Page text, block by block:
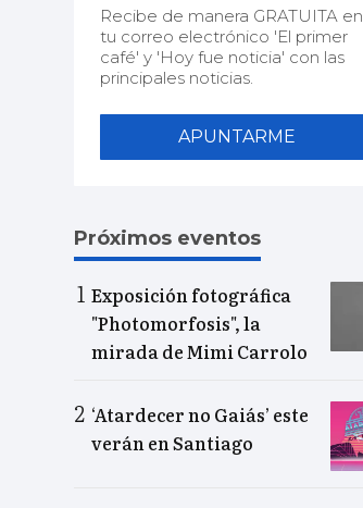
Recibe de manera GRATUITA en
tu correo electrónico 'El primer
café' y 'Hoy fue noticia' con las
principales noticias.
APUNTARME
Próximos eventos
Exposición fotográfica
"Photomorfosis", la
mirada de Mimi Carrolo
‘Atardecer no Gaiás’ este
verán en Santiago